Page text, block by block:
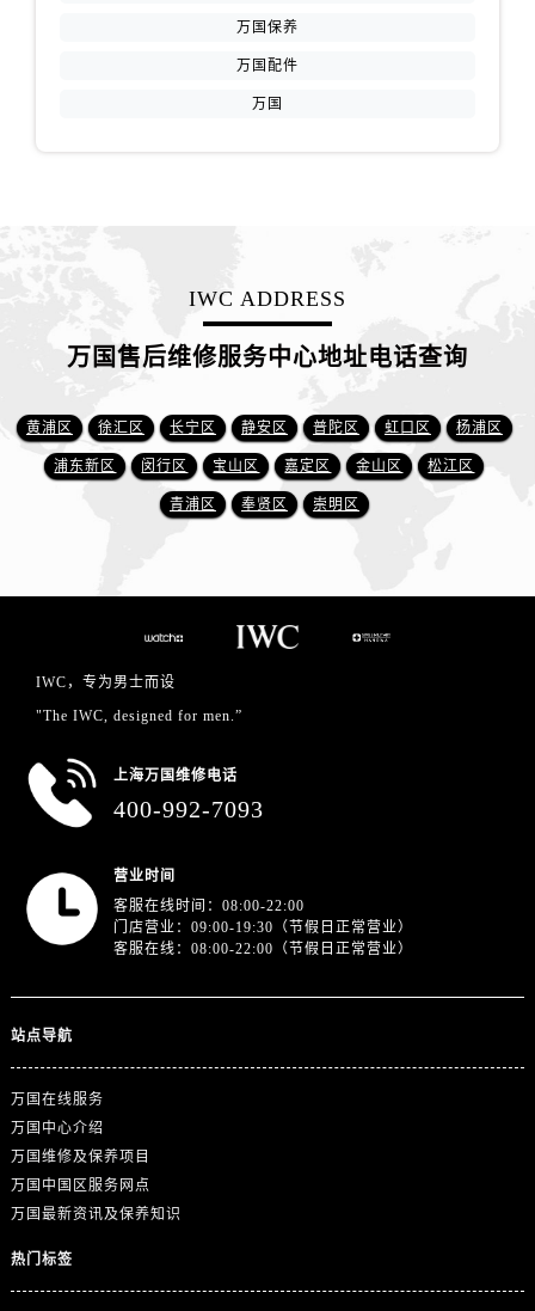
万国保养
万国配件
万国
IWC ADDRESS
万国售后维修服务中心地址电话查询
黄浦区 徐汇区 长宁区 静安区 普陀区 虹口区 杨浦区
浦东新区 闵行区 宝山区 嘉定区 金山区 松江区
青浦区 奉贤区 崇明区
IWC，专为男士而设
"The IWC, designed for men.”
上海万国维修电话
400-992-7093
营业时间
客服在线时间：08:00-22:00
门店营业：09:00-19:30（节假日正常营业）
客服在线：08:00-22:00（节假日正常营业）
站点导航
万国在线服务
万国中心介绍
万国维修及保养项目
万国中国区服务网点
万国最新资讯及保养知识
热门标签